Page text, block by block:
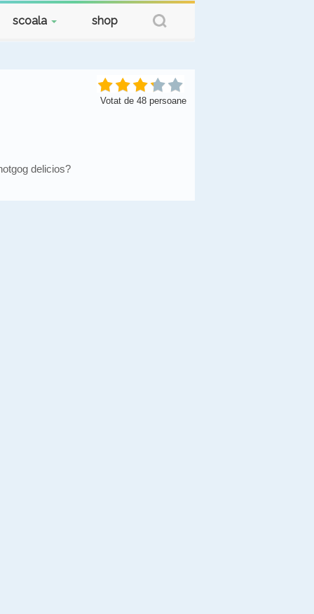
scoala shop
Votat de 48 persoane
delicios?